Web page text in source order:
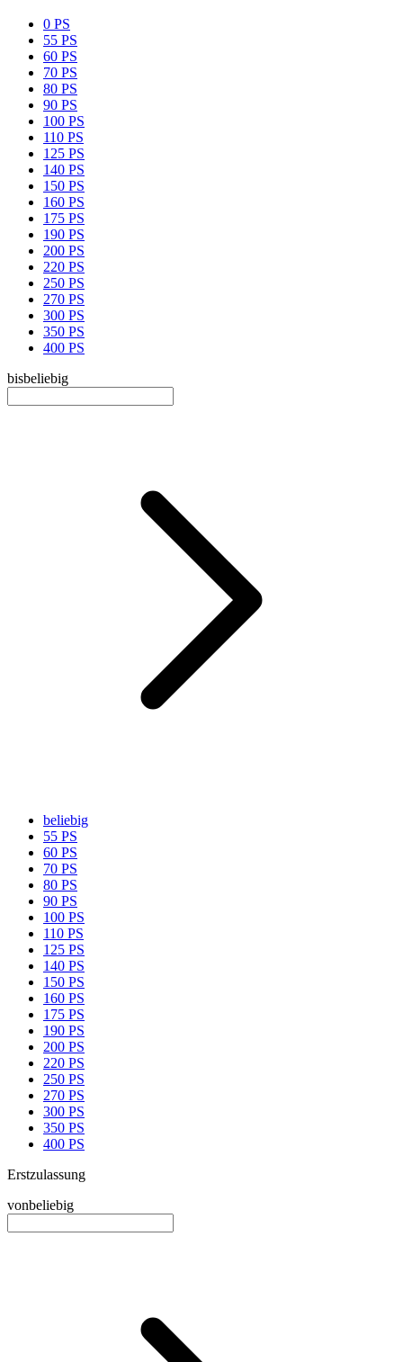
0 PS
55 PS
60 PS
70 PS
80 PS
90 PS
100 PS
110 PS
125 PS
140 PS
150 PS
160 PS
175 PS
190 PS
200 PS
220 PS
250 PS
270 PS
300 PS
350 PS
400 PS
bisbeliebig
beliebig
55 PS
60 PS
70 PS
80 PS
90 PS
100 PS
110 PS
125 PS
140 PS
150 PS
160 PS
175 PS
190 PS
200 PS
220 PS
250 PS
270 PS
300 PS
350 PS
400 PS
Erstzulassung
vonbeliebig